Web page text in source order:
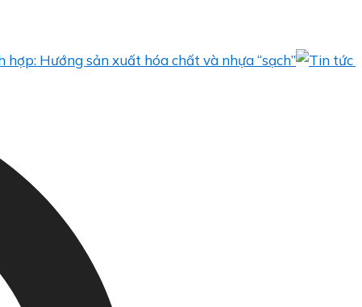
sản xuất hóa chất và nhựa “sạch”
Bèo